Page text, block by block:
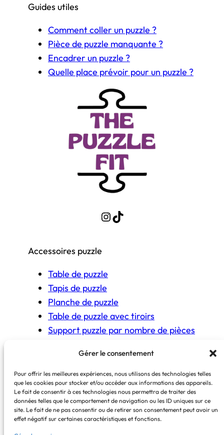
Gérer le consentement
Pour offrir les meilleures expériences, nous utilisons des technologies telles
que les cookies pour stocker et/ou accéder aux informations des appareils.
Le fait de consentir à ces technologies nous permettra de traiter des
données telles que le comportement de navigation ou les ID uniques sur ce
site. Le fait de ne pas consentir ou de retirer son consentement peut avoir un
effet négatif sur certaines caractéristiques et fonctions.
Guides utiles
Comment coller un puzzle ?
Pièce de puzzle manquante ?
Encadrer un puzzle ?
Quelle place prévoir pour un puzzle ?
InstagramTikTok
Accessoires puzzle
Table de puzzle
Tapis de puzzle
Planche de puzzle
Table de puzzle avec tiroirs
Support puzzle par nombre de pièces
COPYRIGHT © The Puzzle Fit 2026
Certains liens sont affiliés Amazon.
En cas d’achat, une commission peut être
perçue, sans coût supplémentaire pour vous.
Mentions légales